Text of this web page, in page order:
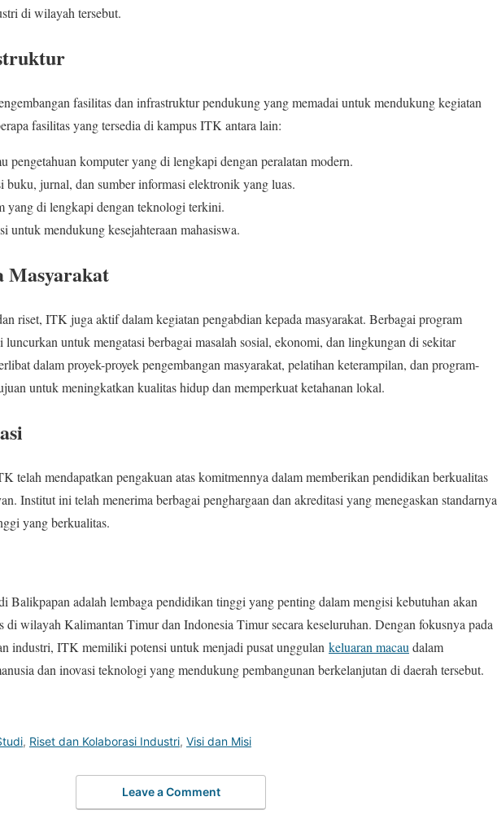
di wilayah tersebut.
fasilitas dan infrastruktur pendukung yang memadai untuk mendukung kegiatan
fasilitas yang tersedia di kampus ITK antara lain:
pengetahuan komputer yang di lengkapi dengan peralatan modern.
buku, jurnal, dan sumber informasi elektronik yang luas.
yang di lengkapi dengan teknologi terkini.
untuk mendukung kesejahteraan mahasiswa.
Masyarakat
riset, ITK juga aktif dalam kegiatan pengabdian kepada masyarakat. Berbagai program
luncurkan untuk mengatasi berbagai masalah sosial, ekonomi, dan lingkungan di sekitar
dalam proyek-proyek pengembangan masyarakat, pelatihan keterampilan, dan program-
untuk meningkatkan kualitas hidup dan memperkuat ketahanan lokal.
telah mendapatkan pengakuan atas komitmennya dalam memberikan pendidikan berkualitas
Institut ini telah menerima berbagai penghargaan dan akreditasi yang menegaskan standarnya
yang berkualitas.
Balikpapan adalah lembaga pendidikan tinggi yang penting dalam mengisi kebutuhan akan
di wilayah Kalimantan Timur dan Indonesia Timur secara keseluruhan. Dengan fokusnya pada
industri, ITK memiliki potensi untuk menjadi pusat unggulan keluaran macau dalam
dan inovasi teknologi yang mendukung pembangunan berkelanjutan di daerah tersebut.
, Riset dan Kolaborasi Industri, Visi dan Misi
Leave a Comment